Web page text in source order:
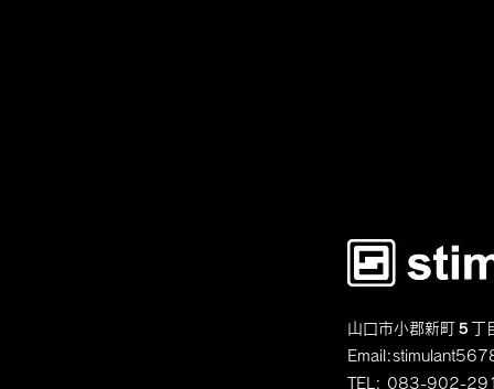
山口市小郡新町５丁
Email:
TEL: 083-902-